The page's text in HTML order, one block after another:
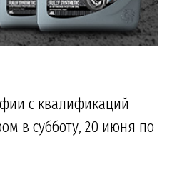
с квалификаций
в субботу, 20 июня по